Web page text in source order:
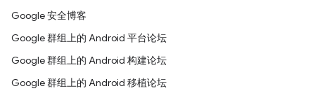
Google 安全博客
Google 群组上的 Android 平台论坛
Google 群组上的 Android 构建论坛
Google 群组上的 Android 移植论坛